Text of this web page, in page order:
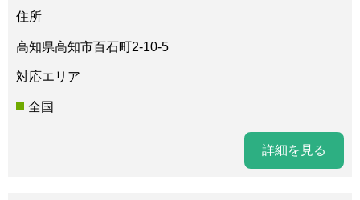
住所
高知県高知市百石町2-10-5
対応エリア
全国
詳細を見る